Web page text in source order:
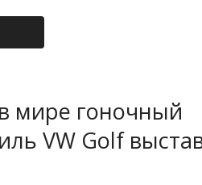
мире гоночный
VW Golf